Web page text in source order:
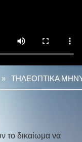
» ΤΗΛΕΟΠΤΙΚΑ
το δικαίωμα να